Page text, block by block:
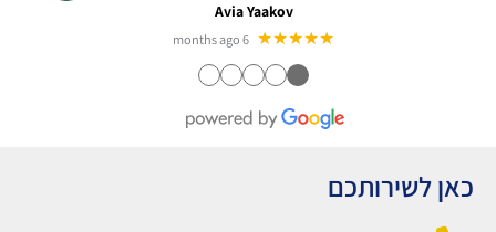
Avia Yaakov
★★★★★
6 months ago
●
●
●
●
●
כאן לשירותכם